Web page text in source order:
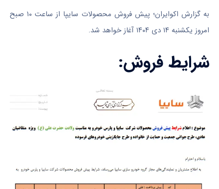
به گزارش اکوایران؛ پیش فروش محصولات سایپا از ساعت ۱۰ صبح
امروز یکشنبه ۱۴ دی ۱۴۰۴ آغاز خواهد شد.
شرایط فروش: